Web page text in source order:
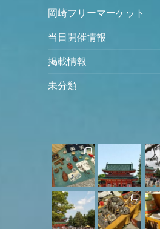
岡崎フリーマーケット
当日開催情報
掲載情報
未分類